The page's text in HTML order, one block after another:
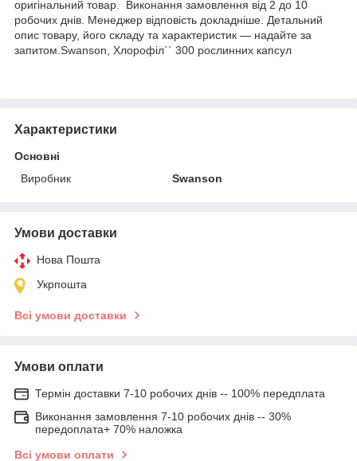
оригінальний товар. Виконання замовлення від 2 до 10
робочих днів. Менеджер відповість докладніше. Детальний
опис товару, його складу та характеристик — надайте за
запитом.Swanson, Хлорофіл`` 300 рослинних капсул
Характеристики
Основні
Виробник
Swanson
Умови доставки
Нова Пошта
Укрпошта
Всі умови доставки
Умови оплати
Термін доставки 7-10 робочих днів -- 100% передплата
Виконання замовлення 7-10 робочих днів -- 30%
передоплата+ 70% наложка
Всі умови оплати